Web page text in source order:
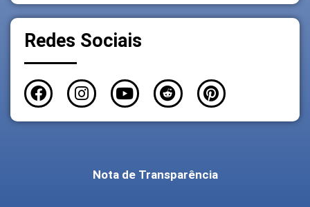
Redes Sociais
Nota de Transparência